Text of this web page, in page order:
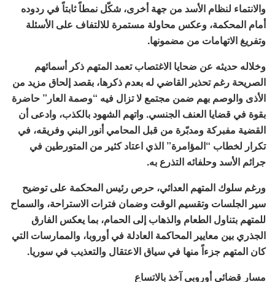
والانتماء لنظام الأسد من جهة أخرى، شكّل نمطاً ثابتاً في ردوده
أمام المحكمة، وعكس محاولة مستمرة للالتفاف على الأسئلة
وتفريغ الاتهامات من مضمونها.
وخلاله حديثه عن ضحايا الاغتصاب تعمد المتهم ذكر أسمائهم
الصريحة رغم تحذير القاضي له بعدم ذكرها، بقصد إلحاق مزيد من
الأذى والوصم بهم ضمن مجتمع لا تزال فيه “وصمة العار” حاضرة
بقوة في قضايا العنف الجنسي. واتهم الشهود بالكذب، وادعى أن
القضية مفبركة ومدبّرة من قبل المحامي أنور البني وفريقه، في
تكرار لخطاب “المؤامرة” الذي اعتاد كثير من المتورطين في
جرائم الأسد وحلفائه التذرع به.
ورغم سلوك المتهم العدائي، حرص رئيس المحكمة على توضيح
سير الجلسات وتقسيم الوقت وضمان فترات الاستراحة، والسماح
للمتهم بتناول الطعام والذهاب إلى الحمام، بما يعكس الفارق
الجذري بين معايير المحاكمة العادلة في أوروبا، والممارسات التي
كان المتهم جزءاً منها في سياق الاعتقال والتعذيب في سوريا.
مسار قضائي أوروبي آخذ بالاتساع